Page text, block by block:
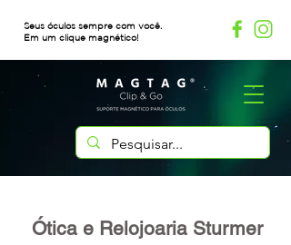
Seus óculos sempre com você.
Em um clique magnético!
Ótica e Relojoaria Sturmer